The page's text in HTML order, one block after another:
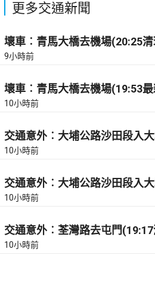
更多交通新聞
壞車︰青馬大橋去機場(20:25
9小時前
壞車︰青馬大橋去機場(19:53
10小時前
交通意外︰大埔公路沙田段入
10小時前
交通意外︰大埔公路沙田段入
10小時前
交通意外︰荃灣路去屯門
10小時前